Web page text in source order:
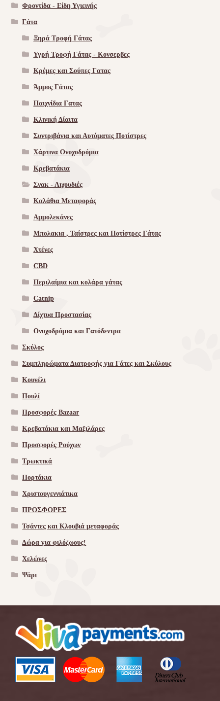
Φροντίδα - Είδη Υγιεινής
Γάτα
Ξηρά Τροφή Γάτας
Υγρή Τροφή Γάτας - Kονσερβες
Κρέμες και Σούπες Γατας
Άμμος Γάτας
Παιχνίδια Γατας
Κλινική Δίαιτα
Συντριβάνια και Αυτόματες Ποτίστρες
Χάρτινα Ονυχοδρόμια
Κρεβατάκια
Σνακ - Λιχουδιές
Καλάθια Μεταφοράς
Αμμολεκάνες
Μπολακια , Ταίστρες και Ποτίστρες Γάτας
Χτένες
CBD
Περιλαίμια και κολάρα γάτας
Catnip
Δίχτυα Προστασίας
Ονυχοδρόμια και Γατόδεντρα
Σκύλος
Συμπληρώματα Διατροφής για Γάτες και Σκύλους
Κουνέλι
Πουλί
Προσφορές Bazaar
Κρεβατάκια και Μαξιλάρες
Προσφορές Ρούχων
Τρωκτικά
Πορτάκια
Χριστουγεννιάτικα
ΠΡΟΣΦΟΡΕΣ
Τσάντες και Κλουβιά μεταφοράς
Δώρα για φιλόζωους!
Χελώνες
Ψάρι